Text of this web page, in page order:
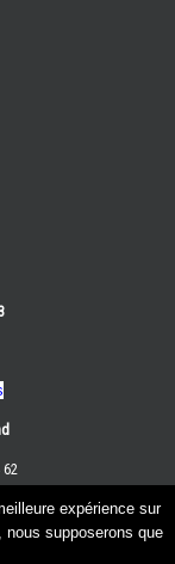
expérience sur
supposerons que